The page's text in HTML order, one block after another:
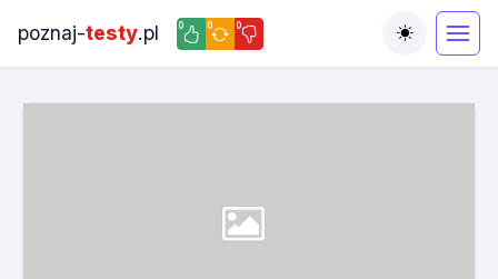
poznaj-testy.pl 0 0 0
Toggle